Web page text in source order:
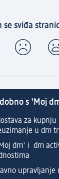
se sviđa
s 'Moj
za
u dm
dm' i dm
upravljanje